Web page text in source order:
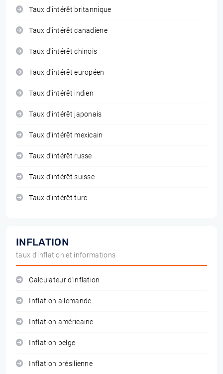
Taux d'intérêt britannique
Taux d'intérêt canadiene
Taux d'intérêt chinois
Taux d'intérêt européen
Taux d'intérêt indien
Taux d'intérêt japonais
Taux d'intérêt mexicain
Taux d'intérêt russe
Taux d'intérêt suisse
Taux d'intérêt turc
INFLATION
taux d'inflation et informations
Calculateur d'inflation
Inflation allemande
Inflation américaine
Inflation belge
Inflation brésilienne